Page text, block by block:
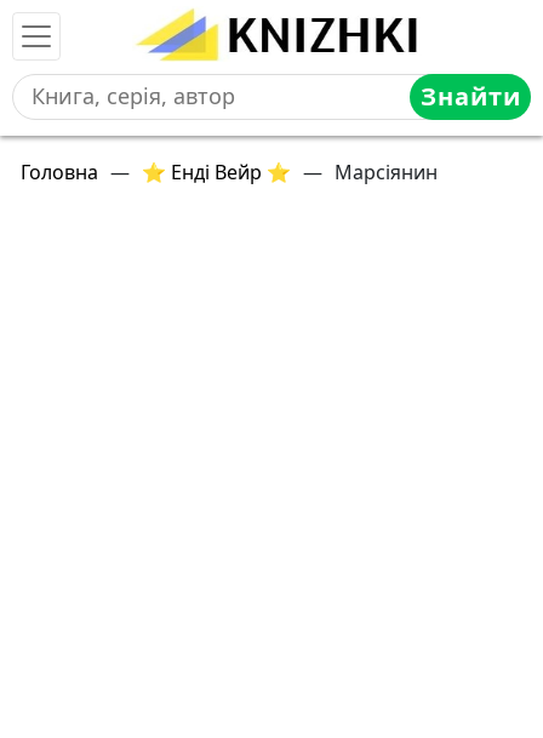
Знайти
Головна — ⭐ Енді Вейр ⭐ — Марсіянин